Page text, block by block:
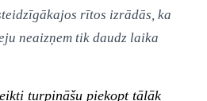
rītos izrādās, ka
neaizņem tik daudz laika
turpināšu piekopt tālāk